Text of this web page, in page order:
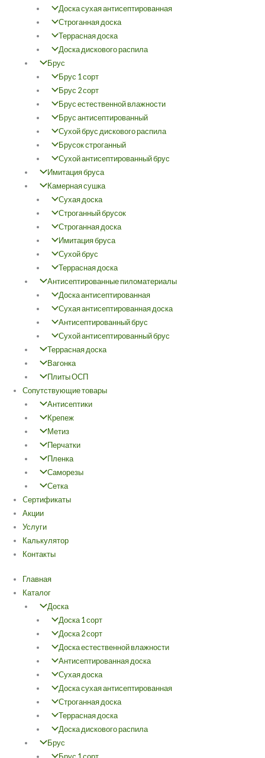
Доска сухая антисептированная
Строганная доска
Террасная доска
Доска дискового распила
Брус
Брус 1 сорт
Брус 2 сорт
Брус естественной влажности
Брус антисептированный
Сухой брус дискового распила
Брусок строганный
Сухой антисептированный брус
Имитация бруса
Камерная сушка
Сухая доска
Строганный брусок
Строганная доска
Имитация бруса
Сухой брус
Террасная доска
Антисептированные пиломатериалы
Доска антисептированная
Сухая антисептированная доска
Антисептированный брус
Сухой антисептированный брус
Террасная доска
Вагонка
Плиты ОСП
Сопутствующие товары
Антисептики
Крепеж
Метиз
Перчатки
Пленка
Саморезы
Сетка
Cертификаты
Акции
Услуги
Калькулятор
Контакты
Главная
Каталог
Доска
Доска 1 сорт
Доска 2 сорт
Доска естественной влажности
Антисептированная доска
Сухая доска
Доска сухая антисептированная
Строганная доска
Террасная доска
Доска дискового распила
Брус